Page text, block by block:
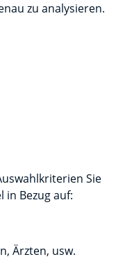
zu analysieren.
Sie
in Bezug auf:
Ärzten, usw.